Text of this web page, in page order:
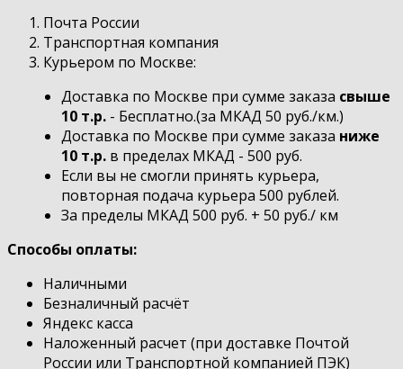
Почта России
Транспортная компания
Курьером по Москве:
Доставка по Москве при сумме заказа свыше
10 т.р. - Бесплатно.(за МКАД 50 руб./км.)
Доставка по Москве при сумме заказа ниже
10 т.р. в пределах МКАД - 500 руб.
Если вы не смогли принять курьера,
повторная подача курьера 500 рублей.
За пределы МКАД 500 руб. + 50 руб./ км
Способы оплаты:
Наличными
Безналичный расчёт
Яндекс касса
Наложенный расчет (при доставке Почтой
России или Транспортной компанией ПЭК)